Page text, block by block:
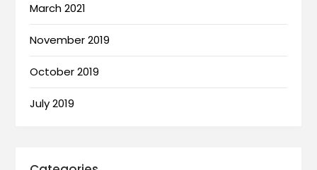
March 2021
November 2019
October 2019
July 2019